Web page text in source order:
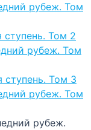
рубеж. Том
Том 2
рубеж. Том
Том 3
рубеж. Том
рубеж.